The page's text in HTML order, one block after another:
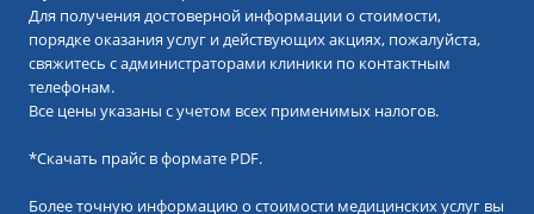
Для получения достоверной информации о стоимости,
порядке оказания услуг и действующих акциях, пожалуйста,
свяжитесь с администраторами клиники по контактным
телефонам.
Все цены указаны с учетом всех применимых налогов.
*Скачать прайс в формате PDF.
Более точную информацию о стоимости медицинских услуг вы